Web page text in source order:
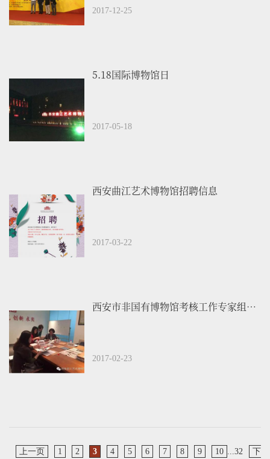
2017-12-25
5.18国际博物馆日
2017-05-18
西安曲江艺术博物馆招聘信息
2017-03-22
西安市非国有博物馆考核工作专家组莅临我馆进行2016年度考评工作
2017-02-23
上一页 1 2 3 4 5 6 7 8 9 10 ...32
下